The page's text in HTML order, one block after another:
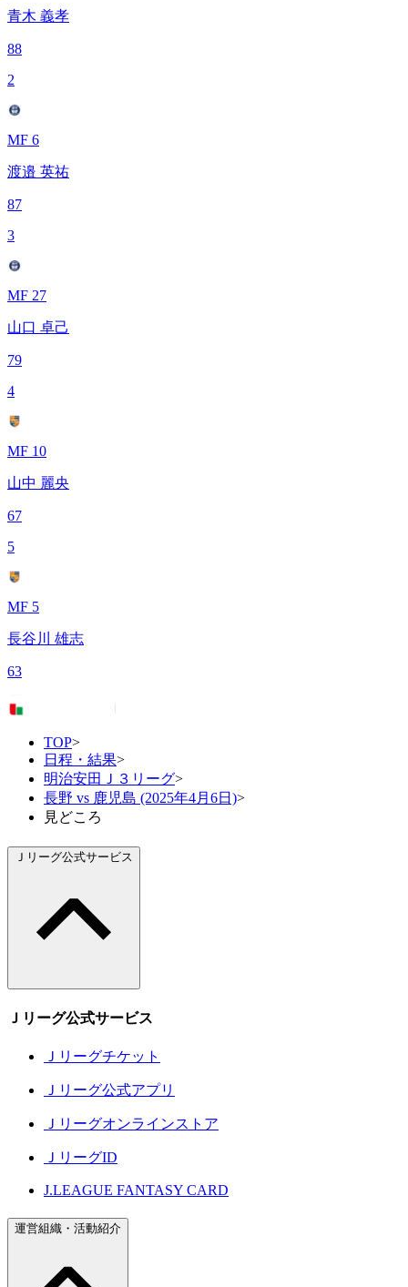
青木 義孝
88
2
MF 6
渡邉 英祐
87
3
MF 27
山口 卓己
79
4
MF 10
山中 麗央
67
5
MF 5
長谷川 雄志
63
TOP>
日程・結果>
明治安田Ｊ３リーグ>
長野 vs 鹿児島 (2025年4月6日)>
見どころ
Ｊリーグ公式サービス
Ｊリーグ公式サービス
Ｊリーグチケット
Ｊリーグ公式アプリ
Ｊリーグオンラインストア
ＪリーグID
J.LEAGUE FANTASY CARD
運営組織・活動紹介